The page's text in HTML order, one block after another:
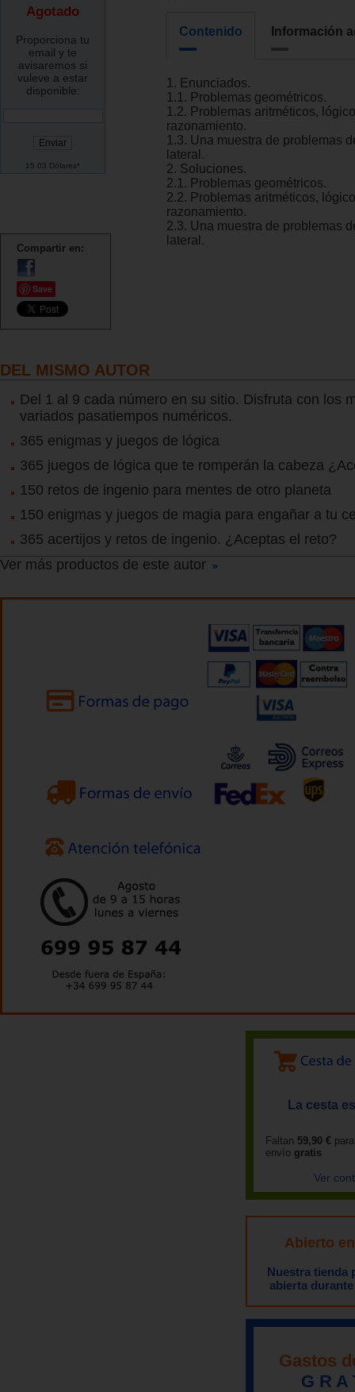
Agotado
Proporciona tu
email y te
avisaremos si
vuleve a estar
disponible:
15.03 Dólares*
Compartir en:
Save
Contenido Información
1. Enunciados.
1.1. Problemas geométricos.
1.2. Problemas aritméticos,
razonamiento.
1.3. Una muestra de problemas
lateral.
2. Soluciones.
2.1. Problemas geométricos.
2.2. Problemas aritméticos,
razonamiento.
2.3. Una muestra de problemas
lateral.
DEL MISMO AUTOR
Del 1 al 9 cada número en su sitio. Disfruta con los
variados pasatiempos numéricos.
365 enigmas y juegos de lógica
365 juegos de lógica que te romperán la cabeza
150 retos de ingenio para mentes de otro planeta
150 enigmas y juegos de magia para engañar a tu
365 acertijos y retos de ingenio. ¿Aceptas el reto?
Ver más productos de este autor
La cesta
Faltan 59,90 €
envío gratis
Ver
Abierto
Nuestra tienda
abierta
Gastos
G R A